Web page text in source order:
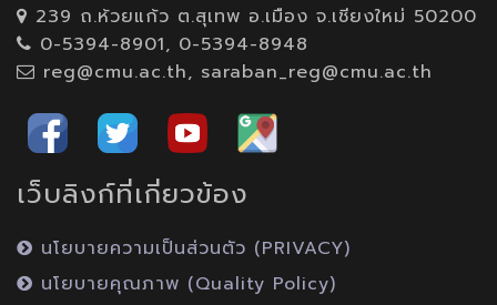
239 ถ.ห้วยแก้ว ต.สุเทพ อ.เมือง จ.เชียงใหม่ 50200
0-5394-8901, 0-5394-8948
reg@cmu.ac.th, saraban_reg@cmu.ac.th
เว็บลิงก์ที่เกี่ยวข้อง
นโยบายความเป็นส่วนตัว (PRIVACY)
นโยบายคุณภาพ (Quality Policy)